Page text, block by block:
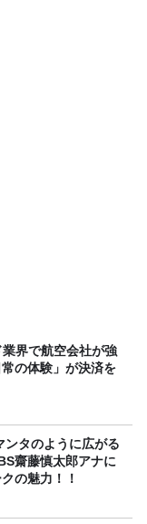
界で航空会社が強
の体験」が決済を
タのように広がる
齋藤慎太郎アナに
の魅力！！